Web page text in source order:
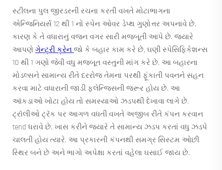
સ્ટીલના પુલ જીરડરની રચના કરતી વખતે મોટાભાગના
એન્જિનિયર્સ 12 થી 1 નો સ્પેન ઓવર ડેપ્થ ગુણોત્તર અપનાવે છે,
કારણ કે તે વધારાનું વજન વગર સારી મજબૂતી આપે છે. જ્યારે
આપણે ગેન્ટ્રી ક્રેન જો કે બહાર કામ કરે છે, ઘણી સ્પેસિફિકેશન્સ
10 થી 1 ગણો જેવી વધુ મજબૂત વસ્તુની માંગ કરે છે. આ બહારના
મોડલ્સને સામાન્ય રીતે દરરોજ તેમના પરથી ફૂંકાતી પવનને સહન
કરવા માટે વધારાની જાડી ફ્લેન્જિસની જરૂર હોય છે. આ
આંકડાઓ ખોટા હોય તો સમસ્યાઓ ઝડપથી દેખાવા લાગે છે.
ટ્રૉલીઓ ટ્રૅક પર આગળ વધતી વખતે અજીબ રીતે કંપન કરવાન
tend ધરાવે છે, ખાસ કરીને જ્યારે તે સામાન્ય ઝડપ કરતાં વધુ ઝડપે
ચાલતી હોય ત્યારે. આ પ્રકારની કંપનથી સમગ્ર સિસ્ટમ ઓછી
સ્થિર બને છે અને ભાગો અપેક્ષા કરતાં વહેલા ઘસાઈ જાય છે.